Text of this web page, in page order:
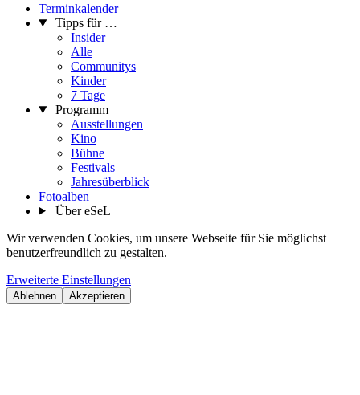
Terminkalender
Tipps für …
Insider
Alle
Communitys
Kinder
7 Tage
Programm
Ausstellungen
Kino
Bühne
Festivals
Jahresüberblick
Fotoalben
Über eSeL
Wir verwenden Cookies, um unsere Webseite für Sie möglichst
benutzerfreundlich zu gestalten.
Erweiterte Einstellungen
Ablehnen Akzeptieren